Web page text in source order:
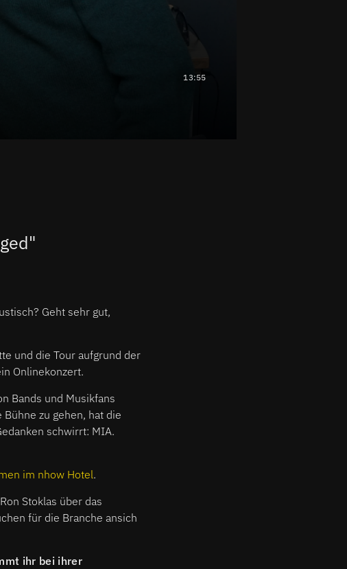
13:55
Geht sehr gut,
und die Tour aufgrund der
Onlinekonzert.
Bands und Musikfans
zu gehen, hat die
schwirrt: MIA.
im nhow Hotel.
Stoklas über das
für die Branche ansich
ihr bei ihrer